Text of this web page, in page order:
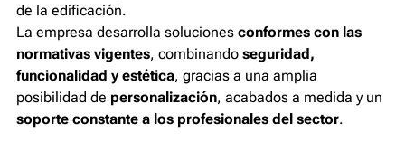
de la edificación.
La empresa desarrolla soluciones conformes con las
normativas vigentes, combinando seguridad,
funcionalidad y estética, gracias a una amplia
posibilidad de personalización, acabados a medida y un
soporte constante a los profesionales del sector.